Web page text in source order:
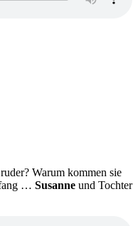
Warum kommen sie
… Susanne und Tochter